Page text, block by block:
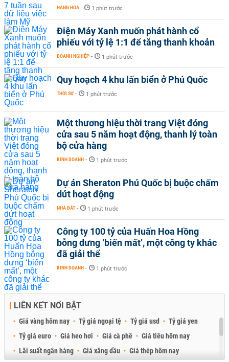
HÀNG HÓA - 1 phút trước
Điện Máy Xanh muốn phát hành cổ
phiếu với tỷ lệ 1:1 để tăng thanh khoản
DOANH NGHIỆP - 1 phút trước
Quy hoạch 4 khu lấn biển ở Phú Quốc
THỜI SỰ - 1 phút trước
Một thương hiệu thời trang Việt đóng
cửa sau 5 năm hoạt động, thanh lý toàn
bộ cửa hàng
KINH DOANH - 1 phút trước
Dự án Sheraton Phú Quốc bị buộc chấm
dứt hoạt động
NHÀ ĐẤT - 1 phút trước
Công ty 100 tỷ của Huấn Hoa Hồng
bỗng dưng ‘biến mất’, một công ty khác
đã giải thể
KINH DOANH - 1 phút trước
LIÊN KẾT NỔI BẬT
Giá vàng hôm nay Tỷ giá ngoại tệ Tỷ giá usd
Tỷ giá yen
Tỷ giá euro
Giá heo hơi Giá cà phê
Giá tiêu hôm nay
Lãi suất ngân hàng
Giá xăng dầu
Giá thép hôm nay